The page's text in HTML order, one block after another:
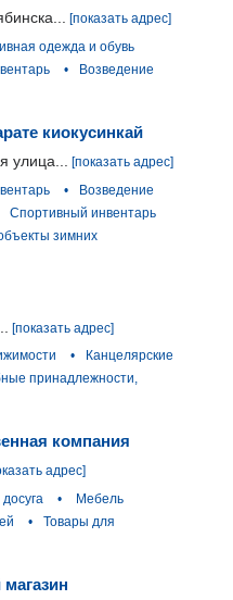
[показать адрес]
одежда и обувь
•
Возведение
киокусинкай
улица...
[показать адрес]
•
Возведение
Спортивный инвентарь
зимних
[показать адрес]
•
Канцелярские
принадлежности,
компания
адрес]
•
Мебель
•
Товары для